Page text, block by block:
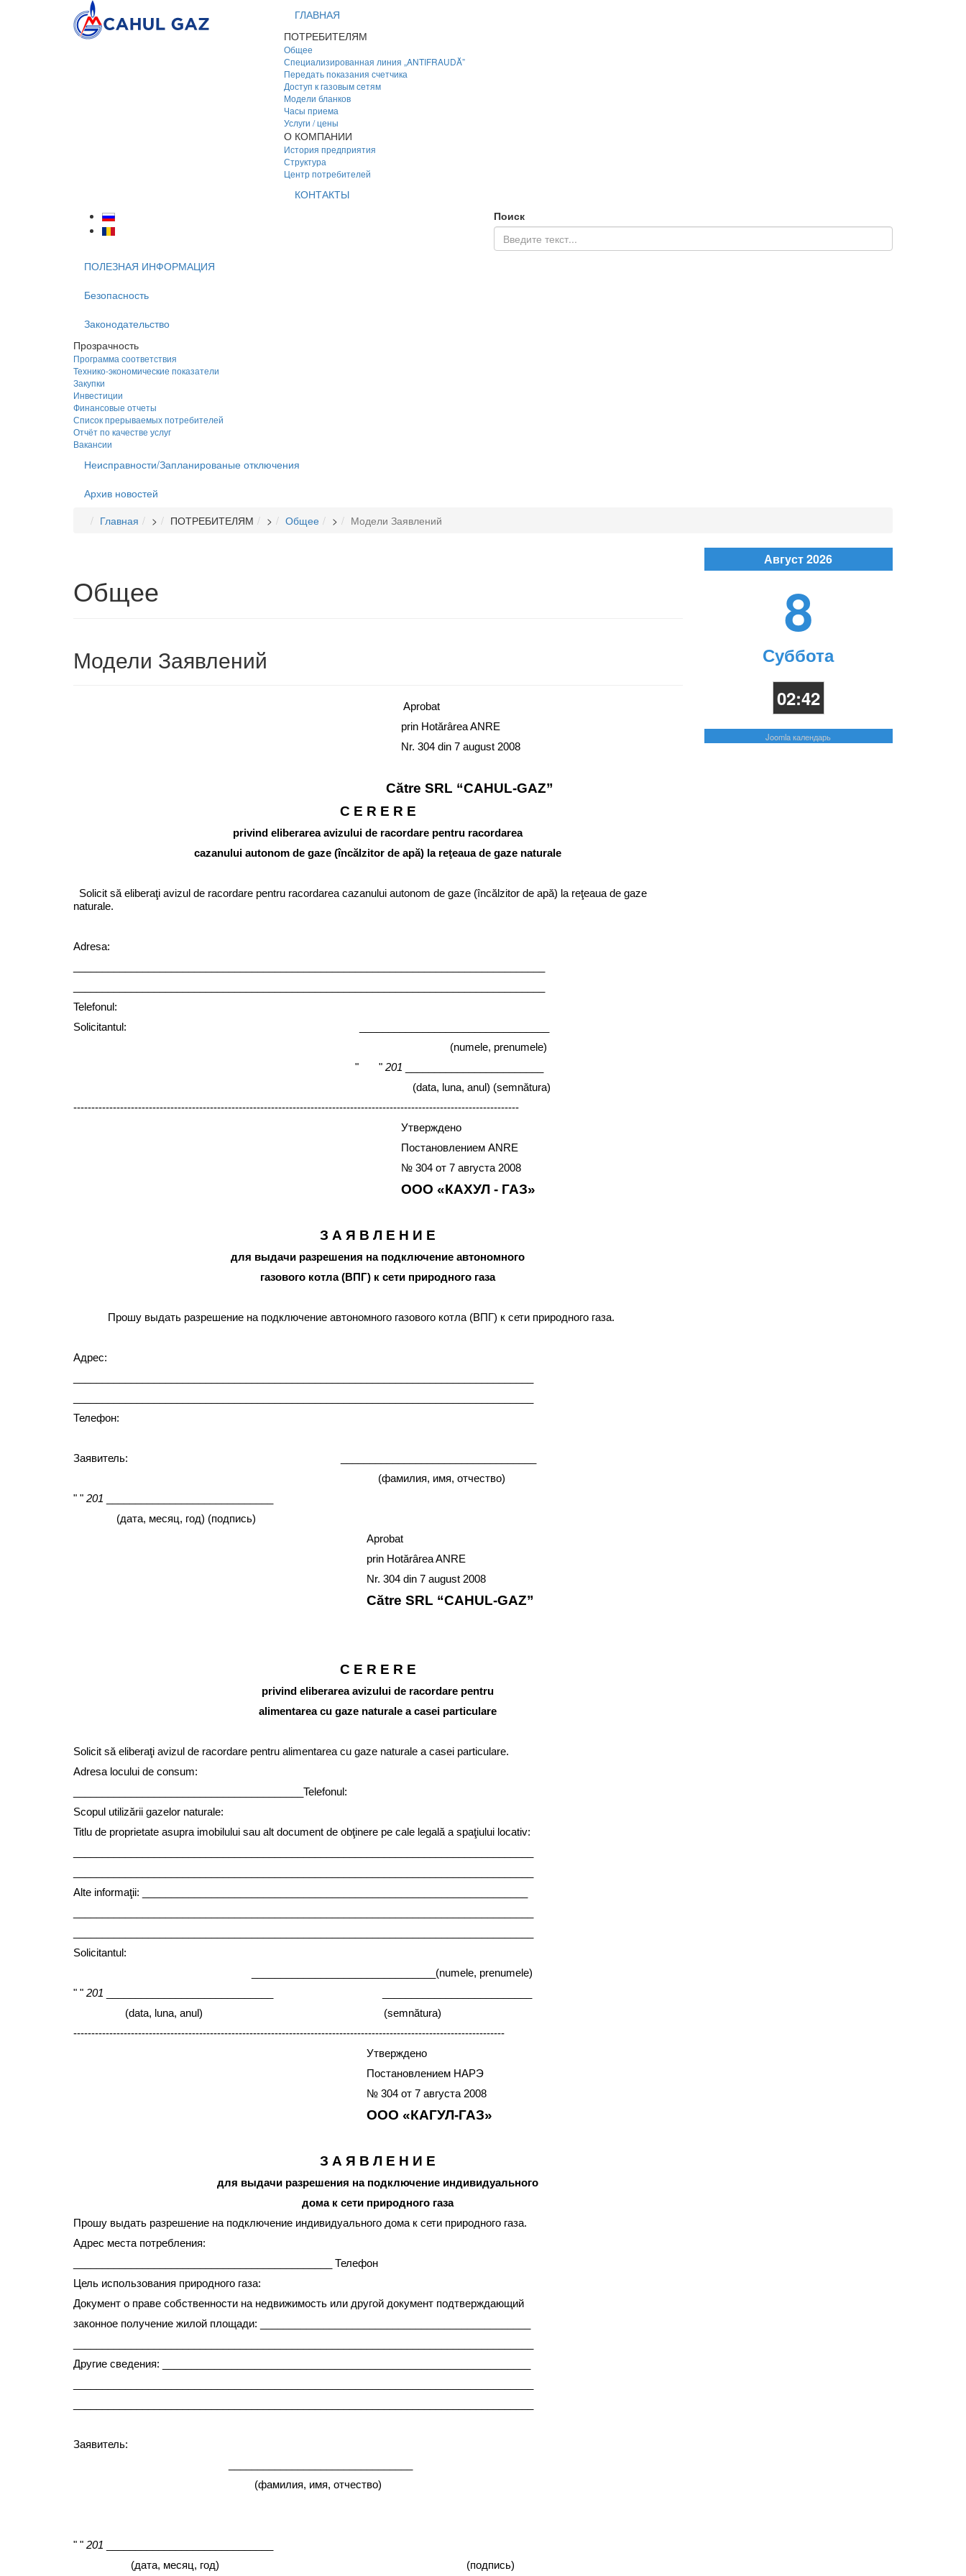
ГЛАВНАЯ
ПОТРЕБИТЕЛЯМ
Общее
Специализированная линия „ANTIFRAUDĂ”
Передать показания счетчика
Доступ к газовым сетям
Модели бланков
Часы приема
Услуги / цены
О КОМПАНИИ
История предприятия
Структура
Центр потребителей
КОНТАКТЫ
Поиск
ПОЛЕЗНАЯ ИНФОРМАЦИЯ
Безопасность
Законодательство
Прозрачность
Программа соответствия
Технико-экономические показатели
Закупки
Инвестиции
Финансовые отчеты
Список прерываемых потребителей
Отчёт по качестве услуг
Вакансии
Неисправности/Запланированые отключения
Архив новостей
Главная
> ПОТРЕБИТЕЛЯМ > Общее > Модели Заявлений
Общее
Модели Заявлений
Aprobat
prin Hotărârea ANRE
Nr. 304 din 7 august 2008
Către SRL “CAHUL-GAZ”
C E R E R E
privind eliberarea avizului de racordare pentru racordarea
cazanului autonom de gaze (încălzitor de apă) la reţeaua de gaze naturale
Solicit să eliberaţi avizul de racordare pentru racordarea cazanului autonom de gaze (încălzitor de apă) la reţeaua de gaze
naturale.
Adresa:
Telefonul:
Solicitantul: _________________________________
(numele, prenumele)
"
" 201
(data, luna, anul) (semnătura)
----------------------------------------------------------------------------------------------------------------------------
Утверждено
Постановлением ANRE
№ 304 от 7 августа 2008
ООО «КАХУЛ - ГАЗ»
З А Я В Л Е Н И Е
для выдачи разрешения на подключение автономного
газового котла (ВПГ) к сети природного газа
Прошу выдать разрешение на подключение автономного газового котла (ВПГ) к сети природного газа.
Aдрес:
Телефон:
Заявитель: __________________________________
(фамилия, имя, отчество)
" " 201
(дата, месяц, год) (подпись)
Aprobat
prin Hotărârea ANRE
Nr. 304 din 7 august 2008
Către SRL “CAHUL-GAZ”
C E R E R E
privind eliberarea avizului de racordare pentru
alimentarea cu gaze naturale a casei particulare
Solicit să eliberaţi avizul de racordare pentru alimentarea cu gaze naturale a casei particulare.
Adresa locului de consum:
________________________________________Telefonul:
Scopul utilizării gazelor naturale:
Titlu de proprietate asupra imobilului sau alt document de obţinere pe cale legală a spaţiului locativ:
Alte informaţii: ___________________________________________________________________
Solicitantul:
________________________________(numele, prenumele)
" " 201
(data, luna, anul)
(semnătura)
------------------------------------------------------------------------------------------------------------------------
Утверждено
Постановлением НАРЭ
№ 304 от 7 августа 2008
ООО «КАГУЛ-ГАЗ»
З А Я В Л Е Н И Е
для выдачи разрешения на подключение индивидуального
дома к сети природного газа
Прошу выдать разрешение на подключение индивидуального дома к сети природного газа.
Aдрес места потребления:
_____________________________________________ Телефон
Цель использования природного газа:
Документ о праве собственности на недвижимость или другой документ подтверждающий
законное получение жилой площади: _______________________________________________
Другие сведения: ________________________________________________________________
Заявитель:
(фамилия, имя, отчество)
" " 201
(дата, месяц, год) (подпись)
Август 2026
8
Суббота
02:42
Joomla календарь